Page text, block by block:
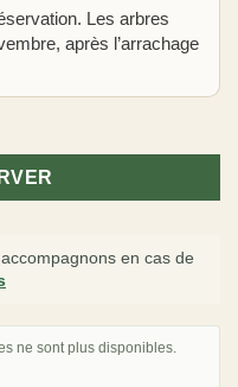
Les arbres
après l’arrachage
en cas de
ne sont plus disponibles.